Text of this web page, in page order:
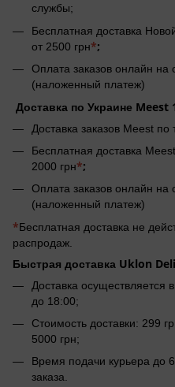
службы;
Бесплатная доставка
от 2500 грн*;
Оплата заказов онлайн на
(наложенный платеж)
Доставка по Украине Meest
Доставка заказов Meest
Бесплатная доставка
2000 грн*;
Оплата заказов онлайн на
(наложенный платеж)
*Бесплатная доставка не
распродаж.
Быстрая доставка Uklon
Доставка осуществляется
до 18:00;
Стоимость доставки: 299
5000 грн;
Время подачи курьера до
заказа.